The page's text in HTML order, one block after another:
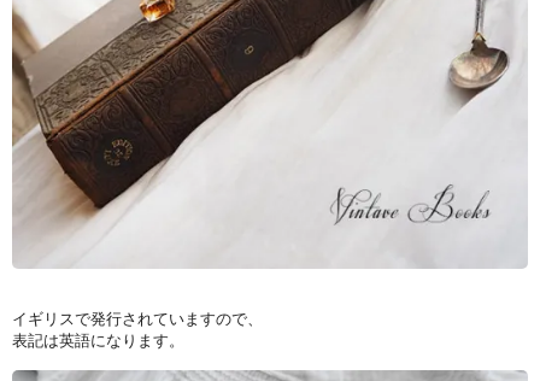
イギリスで発行されていますので、
表記は英語になります。